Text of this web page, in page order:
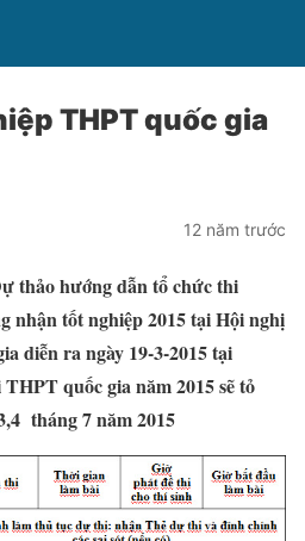
THPT quốc gia
12 năm trước
thảo hướng dẫn tổ chức thi
nhận tốt nghiệp 2015 tại Hội nghị
diễn ra ngày 19-3-2015 tại
quốc gia năm 2015 sẽ tỏ
tháng 7 năm 2015